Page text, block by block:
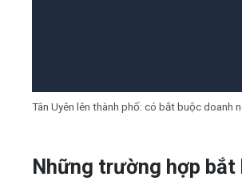
Tân Uyên lên thành phố: có bắt buộc doanh
Những trường hợp bắt